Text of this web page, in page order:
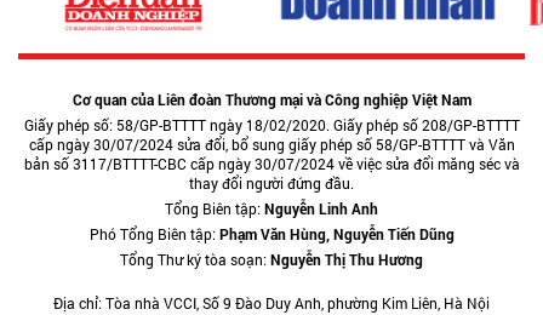
Cơ quan của Liên đoàn Thương mại và Công nghiệp Việt Nam
Giấy phép số: 58/GP-BTTTT ngày 18/02/2020. Giấy phép số 208/GP-BTTTT
cấp ngày 30/07/2024 sửa đổi, bổ sung giấy phép số 58/GP-BTTTT và Văn
bản số 3117/BTTTT-CBC cấp ngày 30/07/2024 về việc sửa đổi măng séc và
thay đổi người đứng đầu.
Tổng Biên tập:Nguyễn Linh Anh
Phó Tổng Biên tập:Phạm Văn Hùng, Nguyễn Tiến Dũng
Tổng Thư ký tòa soạn:Nguyễn Thị Thu Hương
Địa chỉ: Tòa nhà VCCI, Số 9 Đào Duy Anh, phường Kim Liên, Hà Nội